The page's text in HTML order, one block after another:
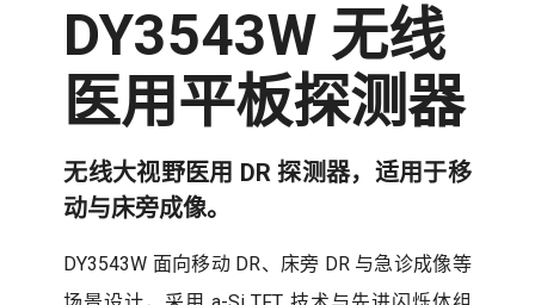
DY3543W 无线
医用平板探测器
无线大视野医用 DR 探测器，适用于移
动与床旁成像。
DY3543W 面向移动 DR、床旁 DR 与急诊成像等